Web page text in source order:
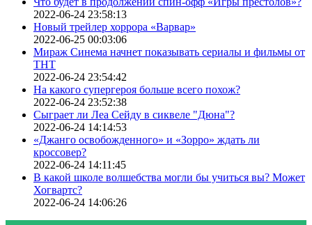
2022-06-24 23:58:13
Новый трейлер хоррора «Варвар»
2022-06-25 00:03:06
Мираж Синема начнет показывать сериалы и фильмы от
ТНТ
2022-06-24 23:54:42
На какого супергероя больше всего похож?
2022-06-24 23:52:38
Сыграет ли Леа Сейду в сиквеле "Дюна"?
2022-06-24 14:14:53
«Джанго освобожденного» и «Зорро» ждать ли
кроссовер?
2022-06-24 14:11:45
В какой школе волшебства могли бы учиться вы? Может
Хогвартс?
2022-06-24 14:06:26